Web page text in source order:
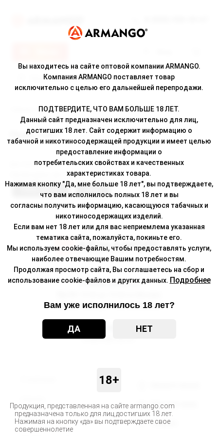
/ Прайс-лист
Прайс-лист
Доступ закрыт
Необходимо авторизоваться
Регистрация
Режим работы
Сб-Вс12:00 до 17:00 по Москве
8 800 500-30-67
Статьи
Обратная связь
Telegram
Вы находитесь на сайте оптовой компании ARMANGO.
Компания ARMANGO поставляет товар
исключительно с целью его дальнейшей перепродажи.
ПОДТВЕРДИТЕ, ЧТО ВАМ БОЛЬШЕ 18 ЛЕТ.
Данный сайт предназначен исключительно для лиц,
достигших 18 лет. Сайт содержит информацию о
табачной и никотиносодержащей продукции и имеет целью
предоставление информации о
потребительских свойствах и качественных
характеристиках товара.
Нажимая кнопку "Да, мне больше 18 лет", вы подтверждаете,
что вам исполнилось полных 18 лет и вы
согласны получить информацию, касающуюся табачных и
никотиносодержащих изделий.
Если вам нет 18 лет или для вас неприемлема указанная
тематика сайта, пожалуйста, покиньте его.
Мы используем cookie-файлы, чтобы предоставлять услуги,
наиболее отвечающие Вашим потребностям.
Продолжая просмотр сайта, Вы соглашаетесь на сбор и
использование cookie-файлов и других данных. Подробнее
Вам уже исполнилось 18 лет?
ДА НЕТ
18+
Продукция, представленная на сайте armango.com
предназначена только для лиц достигших 18 лет.
Нажимая на кнопку «да» вы подтверждаете свое
совершеннолетие